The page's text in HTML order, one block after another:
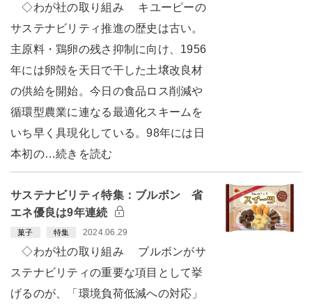
◇わが社の取り組み キユーピーの
サステナビリティ推進の歴史は古い。
主原料・鶏卵の残さ抑制に向け、1956
年には卵殻を天日で干した土壌改良材
の供給を開始。今日の食品ロス削減や
循環型農業に連なる最適化スキームを
いち早く具現化している。98年には日
本初の…続きを読む
サステナビリティ特集：ブルボン 省
エネ優良は9年連続
菓子 特集 2024.06.29
◇わが社の取り組み ブルボンがサ
ステナビリティの重要な項目として挙
げるのが、「環境負荷低減への対応」